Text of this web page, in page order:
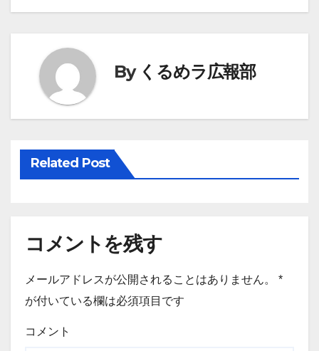
稿
ナ
ビ
ゲ
シ
By くるめラ広報部
Related Post
コメントを残す
メールアドレスが公開されることはありません。
*
が付いている欄は必須項目です
コメント